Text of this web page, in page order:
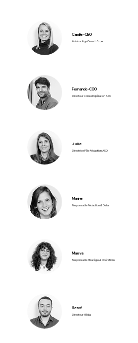
Camille - CEO
Advisor App Growth Expert
Fernando - COO
Directeur Conseil Opération ASO
Julie
Directrice Pôle Rédaction ASO
Marine
Responsable Rédaction & Data
Maeva
Responsable Stratégie & Opérations
Hervé
Directeur Média